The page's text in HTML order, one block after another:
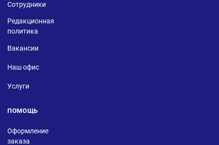
Сотрудники
Редакционная
политика
Вакансии
Наш офис
Услуги
ПОМОЩЬ
Оформление
заказа